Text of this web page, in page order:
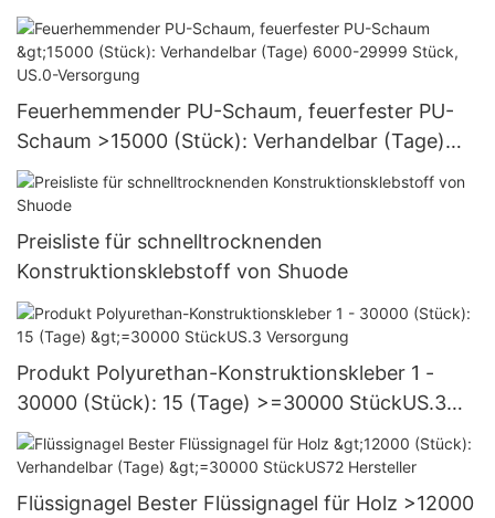
Feuerhemmender PU-Schaum, feuerfester PU-
Schaum >15000 (Stück): Verhandelbar (Tage)
6000-29999 Stück, US.0-Versorgung
Preisliste für schnelltrocknenden
Konstruktionsklebstoff von Shuode
Produkt Polyurethan-Konstruktionskleber 1 -
30000 (Stück): 15 (Tage) >=30000 StückUS.3
Versorgung
Flüssignagel Bester Flüssignagel für Holz >12000